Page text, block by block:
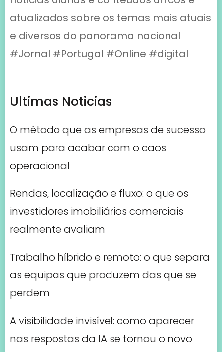
O método que as empresas de sucesso
usam para acabar com o caos
operacional
realmente avaliam
Trabalho híbrido e remoto: o que separa
as equipas que produzem das que se
perdem
A visibilidade invisível: como aparecer
nas respostas da IA se tornou o novo
SEO para empresas
Segue-nos